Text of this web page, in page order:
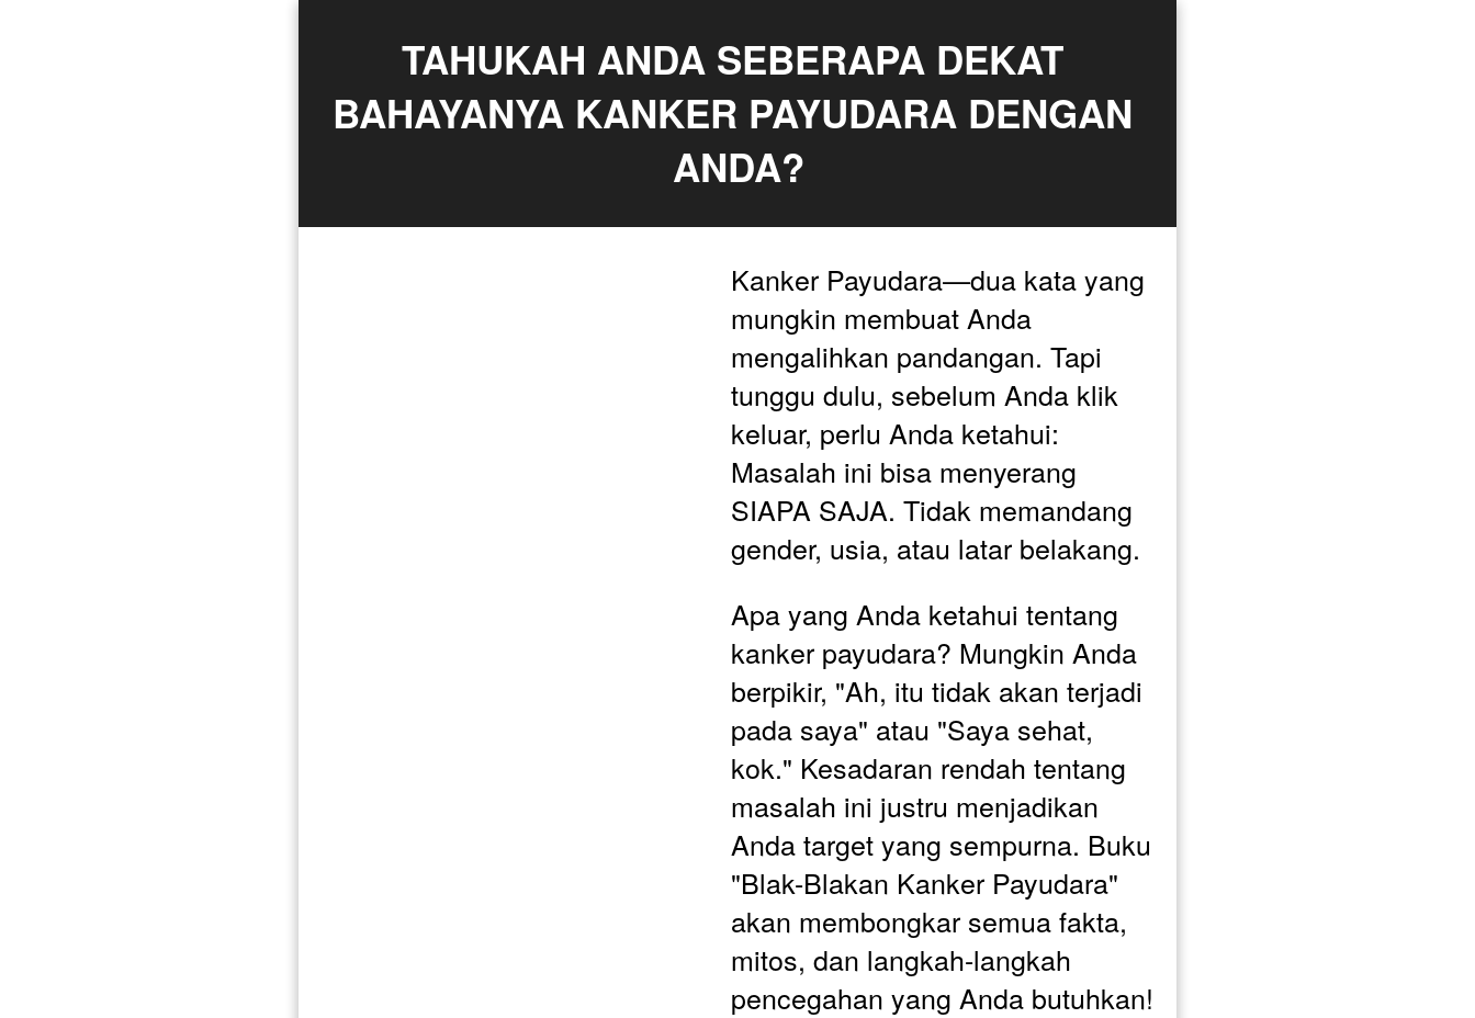
TAHUKAH ANDA SEBERAPA DEKAT
BAHAYANYA KANKER PAYUDARA DENGAN
ANDA?
Kanker Payudara—dua kata yang
mungkin membuat Anda
mengalihkan pandangan. Tapi
tunggu dulu, sebelum Anda klik
keluar, perlu Anda ketahui:
Masalah ini bisa menyerang
SIAPA SAJA. Tidak memandang
gender, usia, atau latar belakang.
Apa yang Anda ketahui tentang
kanker payudara? Mungkin Anda
berpikir, "Ah, itu tidak akan terjadi
pada saya" atau "Saya sehat,
kok." Kesadaran rendah tentang
masalah ini justru menjadikan
Anda target yang sempurna. Buku
"Blak-Blakan Kanker Payudara"
akan membongkar semua fakta,
mitos, dan langkah-langkah
pencegahan yang Anda butuhkan!